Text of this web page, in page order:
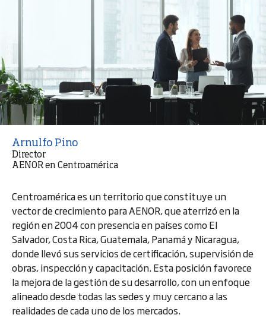
Arnulfo Pino
Director
AENOR en Centroamérica
Centroamérica es un territorio que constituye un
vector de crecimiento para AENOR, que aterrizó en la
región en 2004 con presencia en países como El
Salvador, Costa Rica, Guatemala, Panamá y Nicaragua,
donde llevó sus servicios de certificación, supervisión de
obras, inspección y capacitación. Esta posición favorece
la mejora de la gestión de su desarrollo, con un enfoque
alineado desde todas las sedes y muy cercano a las
realidades de cada uno de los mercados.